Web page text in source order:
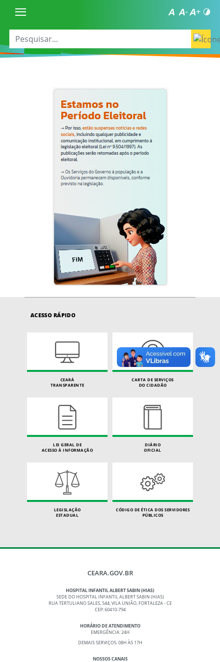
ACESSO RÁPIDO
CEARÁ
TRANSPARENTE
CARTA DE SERVIÇOS
DO CIDADÃO
LEI GERAL DE
ACESSO À INFORMAÇÃO
DIÁRIO
OFICIAL
LEGISLAÇÃO
ESTADUAL
CÓDIGO DE ÉTICA DOS SERVIDORES
PÚBLICOS
CEARA.GOV.BR
HOSPITAL INFANTIL ALBERT SABIN (HIAS)
SEDE DO HOSPITAL INFANTIL ALBERT SABIN (HIAS)
RUA TERTULIANO SALES, 544, VILA UNIÃO, FORTALEZA - CE
CEP: 60410-794
HORÁRIO DE ATENDIMENTO
EMERGÊNCIA: 24H
DEMAIS SERVIÇOS: 08H ÀS 17H
NOSSOS CANAIS